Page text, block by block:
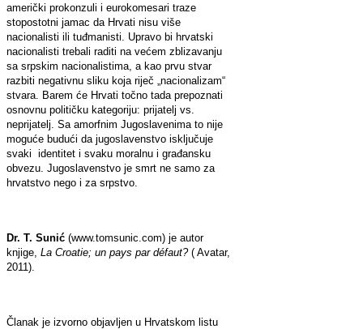
američki prokonzuli i eurokomesari traze
stopostotni jamac da Hrvati nisu više
nacionalisti ili tuđmanisti. Upravo bi hrvatski
nacionalisti trebali raditi na većem zblizavanju
sa srpskim nacionalistima, a kao prvu stvar
razbiti negativnu sliku koja riječ „nacionalizam“
stvara. Barem će Hrvati točno tada prepoznati
osnovnu političku kategoriju: prijatelj vs.
neprijatelj. Sa amorfnim Jugoslavenima to nije
moguće budući da jugoslavenstvo isključuje
svaki identitet i svaku moralnu i građansku
obvezu. Jugoslavenstvo je smrt ne samo za
hrvatstvo nego i za srpstvo.
Dr. T. Sunić (www.tomsunic.com) je autor
knjige, La Croatie; un pays par défaut?( Avatar,
2011).
Članak je izvorno objavljen u Hrvatskom listu